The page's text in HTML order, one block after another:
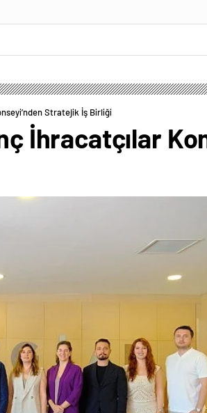
Stratejik İş Birliği
İhracatçılar